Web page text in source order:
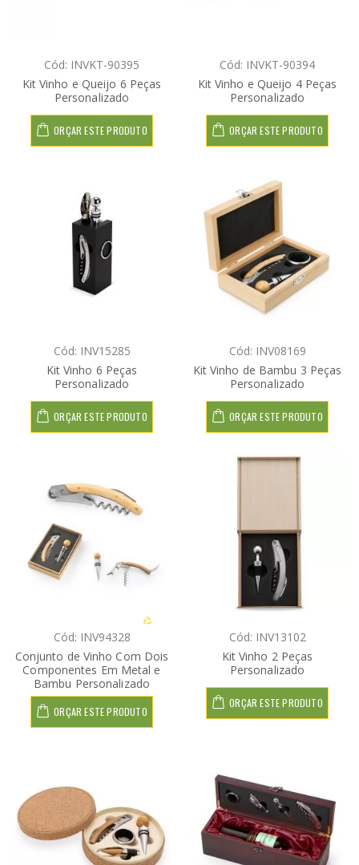
Cód: INVKT-90395
Kit Vinho e Queijo 6 Peças
Personalizado
ORÇAR ESTE PRODUTO
Cód: INVKT-90394
Kit Vinho e Queijo 4 Peças
Personalizado
ORÇAR ESTE PRODUTO
Cód: INV15285
Kit Vinho 6 Peças
Personalizado
ORÇAR ESTE PRODUTO
Cód: INV08169
Kit Vinho de Bambu 3 Peças
Personalizado
ORÇAR ESTE PRODUTO
Cód: INV94328
Conjunto de Vinho Com Dois
Componentes Em Metal e
Bambu Personalizado
ORÇAR ESTE PRODUTO
Cód: INV13102
Kit Vinho 2 Peças
Personalizado
ORÇAR ESTE PRODUTO